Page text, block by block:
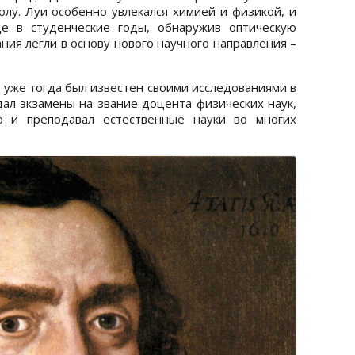
Луи особенно увлекался химией и физикой, и
в студенческие годы, обнаружив оптическую
легли в основу нового научного направления –
тогда был известен своими исследованиями в
экзамены на звание доцента физических наук,
и преподавал естественные науки во многих